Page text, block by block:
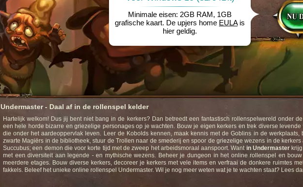
Undermaster - Daal af in de rollenspel kelder
Hartelijk welkom! Dus jij bent niet bang in de kerkers? Dan betreedt een fantastisch rollenspelwereld onder
een hele horde bizarre en griezelige personages op je wachten. Bouw je eigen kerkers en trek diverse levende
die onder het aardeoppervlak leven. Leer de Kobolds kennen, maak kennis met de Goblins in de werkplaats,
zwarte Magiërs in de bibliotheek, stuur de Trollen naar de smederij en spoor de griezelige wezens in de kerkers
Succubus; een demon die voor korte tijd met de zweep het arbeidsmoraal aanspoort. Want in Undermasterkrijg
met een diversiteit aan legende - en mythische wezens. Beheer je dungeon in het online rollenspel en
meerdere etages. Bouw diverse kerkers, decoreer je kerkers met vele items en verfraai de donkere ruimtes
fakkels. Beleef het unieke online rollenspel Undermaster. Wil je nog meer weten wat je te wachten staat? Lees
Minimale eisen: 2GB RAM, 1GB
grafische kaart. De upjers home EULAis
hier geldig.